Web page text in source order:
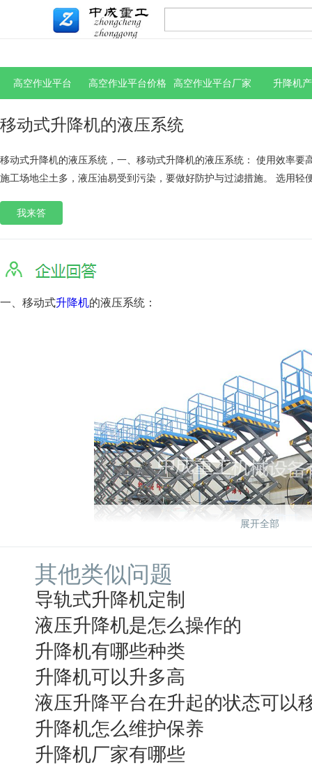
高空作业平台 高空作业平台价格 高空作业平台厂家 升降机
移动式升降机的液压系统
移动式升降机的液压系统，一、移动式升降机的液压系统： 使用效率
施工场地尘土多，液压油易受到污染，要做好防护与过滤措施。 选用轻
我来答
一、移动式升降机的液压系统：
使用效率要高，来充分发挥发动机的动力性和燃油经济性。
由于施工场地尘土多，液压油易受到污染，要做好防护与过滤
选用轻便、适用的冷却散热系统，减少系统总发热量、降低温
液压系统和液压元件在大负载和剧烈振动造成的冲击下，应该
由于工程工作作业时间长，要提高液压操作的舒适度，减轻工
展开全部
其他类似问题
导轨式升降机定制
液压升降机是怎么操作的
升降机有哪些种类
升降机可以升多高
液压升降平台在升起的状态可以
升降机怎么维护保养
升降机厂家有哪些